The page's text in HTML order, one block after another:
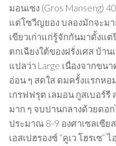
มอนเซง (Gros Manseng)
แต่โซวีญยอง บลองมักจะมา
เขียวเก่าแก่รู้จักกันมาตั้งแ
ตกเฉียงใต้ของฝรั่งเศส บ้า
แปลว่า Large เนื่องจากขน
อ่อน ๆ สดใส ดมครั้งแรกห
เกรฟฟรุต เลมอน กูสเบอร์
มาก ๆ จบปานกลางด้วยดอ
ประมาณ 8-9 องศาเซลเซี
เอสเปฮรองซ์ “คูเว โฮรเซ